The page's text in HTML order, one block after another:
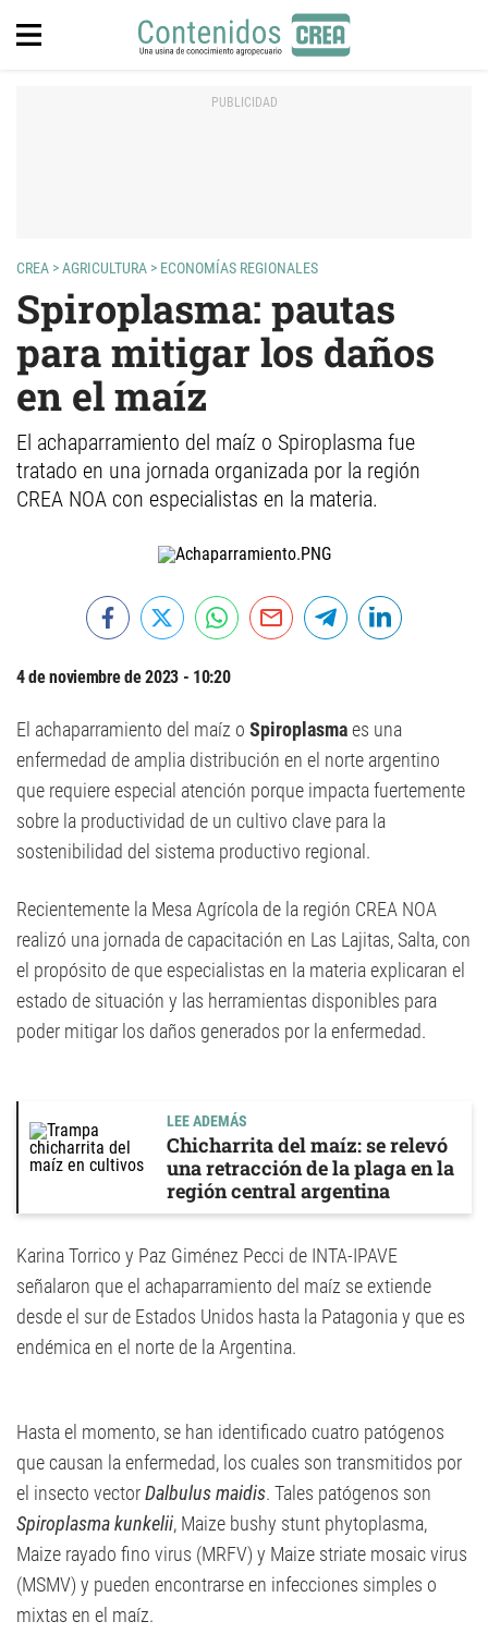
CREA >AGRICULTURA > ECONOMÍAS REGIONALES
Spiroplasma: pautas
para mitigar los daños
en el maíz
El achaparramiento del maíz o Spiroplasma fue
tratado en una jornada organizada por la región
CREA NOA con especialistas en la materia.
4 de noviembre de 2023 - 10:20
El achaparramiento del maíz o Spiroplasmaes una
enfermedad de amplia distribución en el norte argentino
que requiere especial atención porque impacta fuertemente
sobre la productividad de un cultivo clave para la
sostenibilidad del sistema productivo regional.
Recientemente la Mesa Agrícola de la región CREA NOA
realizó una jornada de capacitación en Las Lajitas, Salta, con
el propósito de que especialistas en la materia explicaran el
estado de situación y las herramientas disponibles para
poder mitigar los daños generados por la enfermedad.
LEE ADEMÁS
Chicharrita del maíz: se relevó
una retracción de la plaga en la
región central argentina
Karina Torrico y Paz Giménez Pecci de INTA-IPAVE
señalaron que el achaparramiento del maíz se extiende
desde el sur de Estados Unidos hasta la Patagonia y que es
endémica en el norte de la Argentina.
Hasta el momento, se han identificado cuatro patógenos
que causan la enfermedad, los cuales son transmitidos por
el insecto vectorDalbulus maidis. Tales patógenos son
Spiroplasma kunkelii, Maize bushy stunt phytoplasma,
Maize rayado fino virus (MRFV) y Maize striate mosaic virus
(MSMV) y pueden encontrarse en infecciones simples o
mixtas en el maíz.